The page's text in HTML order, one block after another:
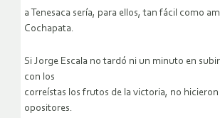
a Tenesaca sería, para ellos, tan fácil como
Cochapata.
Si Jorge Escala no tardó ni un minuto en
con los
correístas los frutos de la victoria, no
opositores.